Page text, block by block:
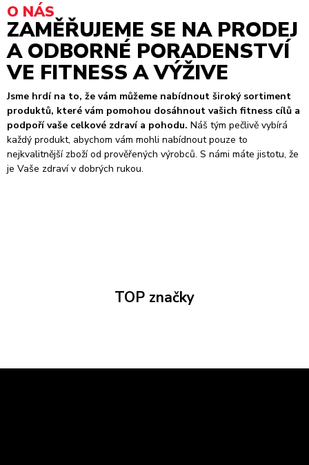
O NÁS
ZAMĚŘUJEME SE NA PRODEJ
A ODBORNÉ PORADENSTVÍ
VE FITNESS A VÝŽIVE
Jsme hrdí na to, že vám můžeme nabídnout široký sortiment
produktů, které vám pomohou dosáhnout vašich fitness cílů a
podpoří vaše celkové zdraví a pohodu. Náš tým pečlivě vybírá
každý produkt, abychom vám mohli nabídnout pouze to
nejkvalitnější zboží od prověřených výrobců. S námi máte jistotu, že
je Vaše zdraví v dobrých rukou.
TOP značky